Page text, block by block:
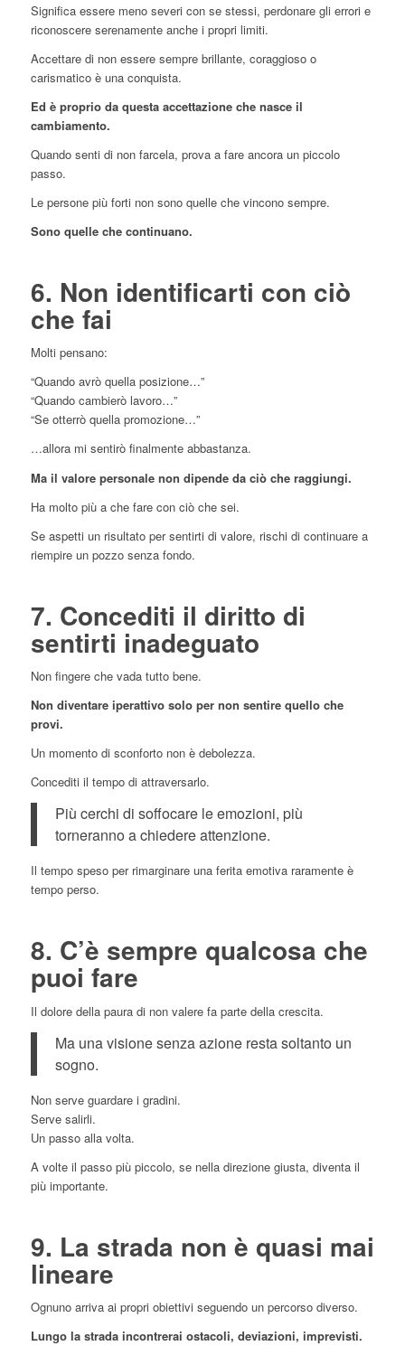
Significa essere meno severi con se stessi, perdonare gli errori e
riconoscere serenamente anche i propri limiti.
Accettare di non essere sempre brillante, coraggioso o
carismatico è una conquista.
Ed è proprio da questa accettazione che nasce il
cambiamento.
Quando senti di non farcela, prova a fare ancora un piccolo
passo.
Le persone più forti non sono quelle che vincono sempre.
Sono quelle che continuano.
6. Non identificarti con ciò
che fai
Molti pensano:
“Quando avrò quella posizione…”
“Quando cambierò lavoro…”
“Se otterrò quella promozione…”
…allora mi sentirò finalmente abbastanza.
Ma il valore personale non dipende da ciò che raggiungi.
Ha molto più a che fare con ciò che sei.
Se aspetti un risultato per sentirti di valore, rischi di continuare a
riempire un pozzo senza fondo.
7. Concediti il diritto di
sentirti inadeguato
Non fingere che vada tutto bene.
Non diventare iperattivo solo per non sentire quello che
provi.
Un momento di sconforto non è debolezza.
Concediti il tempo di attraversarlo.
Più cerchi di soffocare le emozioni, più
torneranno a chiedere attenzione.
Il tempo speso per rimarginare una ferita emotiva raramente è
tempo perso.
8. C’è sempre qualcosa che
puoi fare
Il dolore della paura di non valere fa parte della crescita.
Ma una visione senza azione resta soltanto un
sogno.
Non serve guardare i gradini.
Serve salirli.
Un passo alla volta.
A volte il passo più piccolo, se nella direzione giusta, diventa il
più importante.
9. La strada non è quasi mai
lineare
Ognuno arriva ai propri obiettivi seguendo un percorso diverso.
Lungo la strada incontrerai ostacoli, deviazioni, imprevisti.